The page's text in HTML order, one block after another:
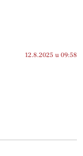
12.8.2025 u 09:58